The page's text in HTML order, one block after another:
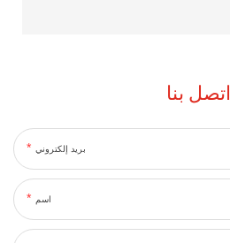
اتصل بنا
بريد إلكتروني
اسم